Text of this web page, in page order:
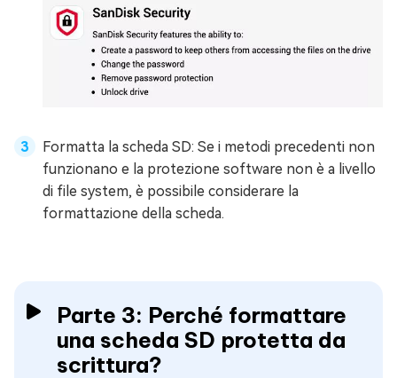
Formatta la scheda SD: Se i metodi precedenti non
funzionano e la protezione software non è a livello
di file system, è possibile considerare la
formattazione della scheda.
Parte 3: Perché formattare
una scheda SD protetta da
scrittura?